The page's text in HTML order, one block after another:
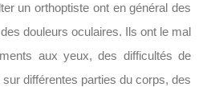
un orthoptiste ont en général des
douleurs oculaires. Ils ont le mal
aux yeux, des difficultés de
différentes parties du corps, des